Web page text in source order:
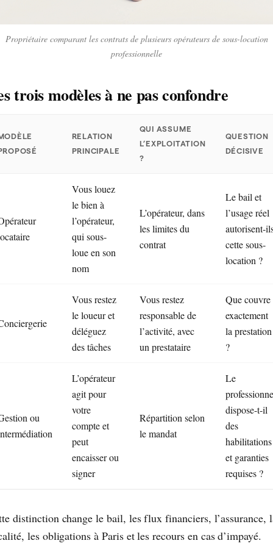
Propriétaire comparant les contrats de plusieurs opérateurs de sous-location
professionnelle
trois modèles à ne pas confondre
RELATION
PRINCIPALE
QUI ASSUME
L’EXPLOITATION
?
QUESTION
DÉCISIVE
Vous louez
le bien à
l’opérateur,
qui sous-
loue en son
nom
L’opérateur, dans
les limites du
contrat
Le bail et
l’usage réel
autorisent-
cette sous-
location ?
Vous restez
le loueur et
déléguez
des tâches
Vous restez
responsable de
l’activité, avec
un prestataire
Que couvre
exactement
la prestation
?
ou
L’opérateur
agit pour
votre
compte et
peut
encaisser ou
signer
Répartition selon
le mandat
Le
dispose-t-il
des
habilitations
et garanties
requises ?
distinction change le bail, les flux financiers, l’assurance,
les obligations à Paris et les recours en cas d’impayé.